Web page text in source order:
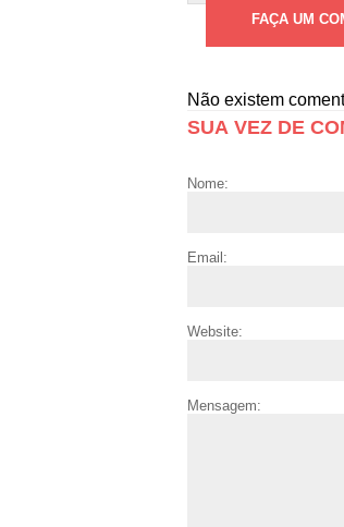
FAÇA UM
Não existem
SUA VEZ DE
Nome:
Email:
Website:
Mensagem: